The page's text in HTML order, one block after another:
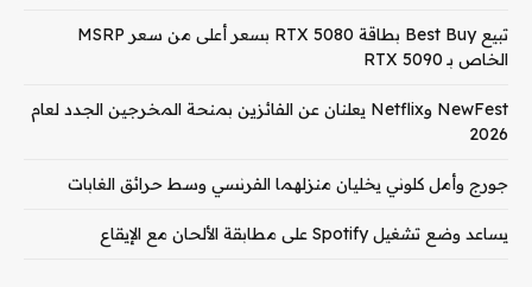
تبيع Best Buy بطاقة RTX 5080 بسعر أعلى من سعر MSRP
الخاص بـ RTX 5090
NewFest وNetflix يعلنان عن الفائزين بمنحة المخرجين الجدد لعام
2026
جورج وأمل كلوني يخليان منزلهما الفرنسي وسط حرائق الغابات
يساعد وضع تشغيل Spotify على مطابقة الألحان مع الإيقاع